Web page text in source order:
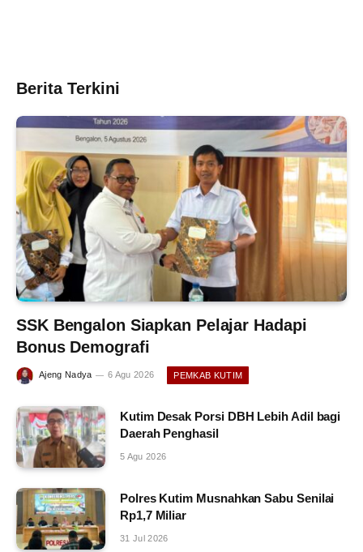
Berita Terkini
SSK Bengalon Siapkan Pelajar Hadapi
Bonus Demografi
Ajeng Nadya 6 Agu 2026 PEMKAB KUTIM
Kutim Desak Porsi DBH Lebih Adil bagi
Daerah Penghasil
5 Agu 2026
Polres Kutim Musnahkan Sabu Senilai
Rp1,7 Miliar
31 Jul 2026